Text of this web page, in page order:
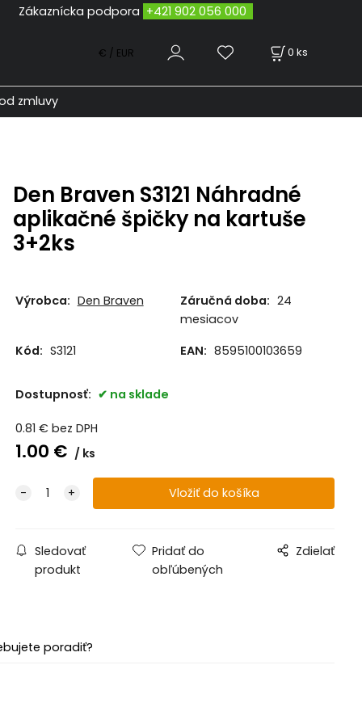
+421 902 056 000
0 ks
€ / EUR
zmluvy
Den Braven S3121 Náhradné
aplikačné špičky na kartuše
3+2ks
Výrobca: Den Braven Záručná doba: 24
mesiacov
Kód: S3121 EAN: 8595100103659
Dostupnosť: na sklade
0.81 € bez DPH
1.00 € ks
Sledovať
produkt
Pridať do
obľúbených
Zdielať
poradiť?